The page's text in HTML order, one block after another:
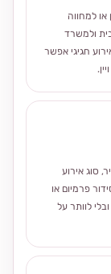
או למחווה
ולמשרד
חגיגי אפשר
סוג אירוע
פרמיום או
לוותר על